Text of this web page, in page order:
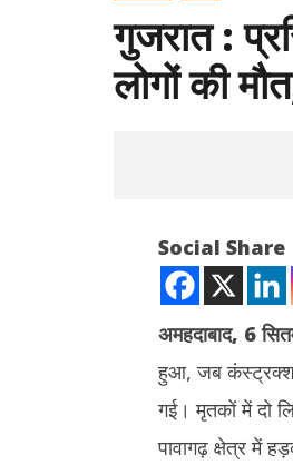
गुजरात :
लोगों की
NOW
गुजरात : प्रसिद्ध तीर्थस्थल
टूटने से 6 लोगों की मौत,
Social Share
अमहदाबाद, 6
हुआ, जब कंस्ट्रक्शन
गई। मृतकों में दो
पावागढ़ क्षेत्र में